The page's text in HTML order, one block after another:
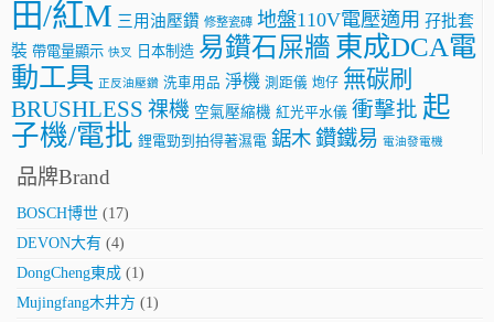
田/紅M 三用油壓鑽 修整瓷磚 地盤110V電壓適用 孖批套
裝 帶電量顯示 快叉 日本制造 易鑽石屎牆 東成DCA電
動工具 正反油壓鑽 洗車用品 淨機 測距儀 炮仔 無碳刷
BRUSHLESS 祼機 空氣壓縮機 紅光平水儀 衝擊批 起
子機/電批 鋰電勁到拍得著濕電 鋸木 鑽鐵易 電油發電機
品牌Brand
BOSCH博世 (17)
DEVON大有 (4)
DongCheng東成 (1)
Mujingfang木井方 (1)